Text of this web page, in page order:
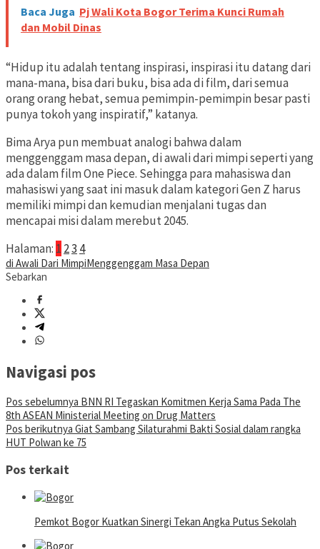
Baca Juga Pj Wali Kota Bogor Terima Kunci Rumah
dan Mobil Dinas
“Hidup itu adalah tentang inspirasi, inspirasi itu datang dari
mana-mana, bisa dari buku, bisa ada di film, dari semua
orang orang hebat, semua pemimpin-pemimpin besar pasti
punya tokoh yang inspiratif,” katanya.
Bima Arya pun membuat analogi bahwa dalam
menggenggam masa depan, di awali dari mimpi seperti yang
ada dalam film One Piece. Sehingga para mahasiswa dan
mahasiswi yang saat ini masuk dalam kategori Gen Z harus
memiliki mimpi dan kemudian menjalani tugas dan
mencapai misi dalam merebut 2045.
Halaman: 1 23 4
di Awali Dari MimpiMenggenggam Masa Depan
Sebarkan
Navigasi pos
Pos sebelumnya BNN RI Tegaskan Komitmen Kerja Sama Pada The
8th ASEAN Ministerial Meeting on Drug Matters
Pos berikutnya Giat Sambang Silaturahmi Bakti Sosial dalam rangka
HUT Polwan ke 75
Pos terkait
Pemkot Bogor Kuatkan Sinergi Tekan Angka Putus Sekolah